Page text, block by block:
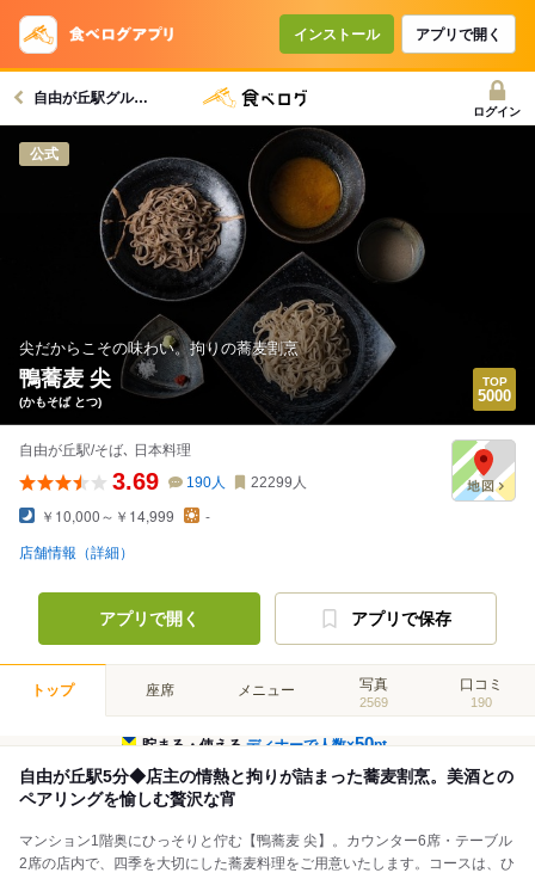
インストール アプリで開く
自由が丘駅グルメへ
ログイン
公式
尖だからこその味わい。拘りの蕎麦割烹
鴨蕎麦 尖
(かもそば とつ)
自由が丘駅/そば､ 日本料理
3.69 190人 22299 人
￥10,000～￥14,999 -
店舗情報（詳細）
アプリで開く アプリで保存
トップ 座席 メニュー 写真
2569
口コミ
190
貯まる・使えるディナーで人数×50pt
自由が丘駅5分◆店主の情熱と拘りが詰まった蕎麦割烹。美酒との
ペアリングを愉しむ贅沢な宵
マンション1階奥にひっそりと佇む【鴨蕎麦 尖】。カウンター6席・テーブル
2席の店内で、四季を大切にした蕎麦料理をご用意いたします。コースは、ひ